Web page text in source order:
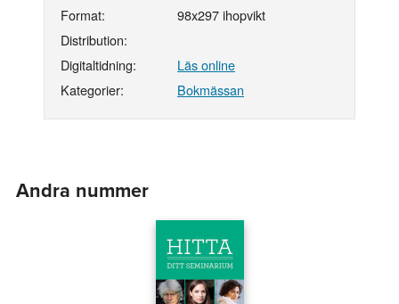
Format:
98x297 ihopvikt
Distribution:
Digitaltidning:
Läs online
Kategorier:
Bokmässan
Andra nummer